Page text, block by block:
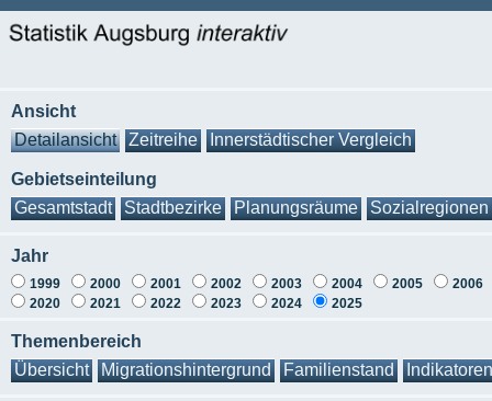
Ansicht
Detailansicht
Zeitreihe Innerstädtischer Vergleich
Gebietseinteilung
Gesamtstadt
Stadtbezirke Planungsräume Sozialregionen
Jahr
1999 2000 2001 2002 2003 2004 2005
2006
2020
2021 2022 2023 2024 2025
Themenbereich
Übersicht
Migrationshintergrund Familienstand Indikatoren